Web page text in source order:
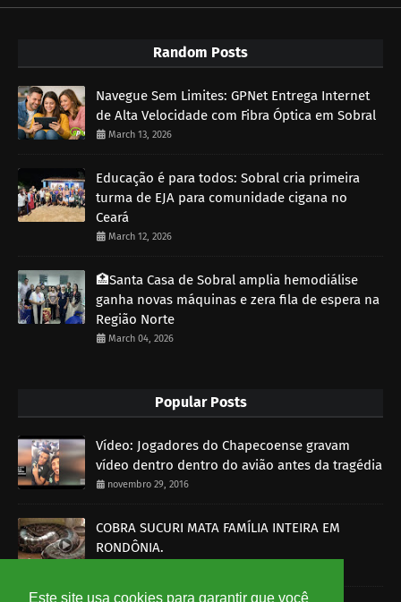
Este site usa cookies para garantir que você
Random Posts
Navegue Sem Limites: GPNet Entrega Internet
de Alta Velocidade com Fibra Óptica em Sobral
March 13, 2026
Educação é para todos: Sobral cria primeira
turma de EJA para comunidade cigana no
Ceará
March 12, 2026
🏥Santa Casa de Sobral amplia hemodiálise
ganha novas máquinas e zera fila de espera na
Região Norte
March 04, 2026
Popular Posts
Vídeo: Jogadores do Chapecoense gravam
vídeo dentro dentro do avião antes da tragédia
novembro 29, 2016
COBRA SUCURI MATA FAMÍLIA INTEIRA EM
RONDÔNIA.